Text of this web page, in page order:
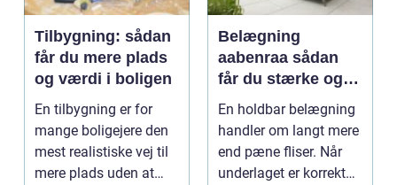
Tilbygning: sådan
får du mere plads
og værdi i boligen
En tilbygning er for
mange boligejere den
mest realistiske vej til
mere plads uden at
Belægning
aabenraa sådan
får du stærke og
flotte
udendørsarealer
En holdbar belægning
handler om langt mere
end pæne fliser. Når
underlaget er korrekt